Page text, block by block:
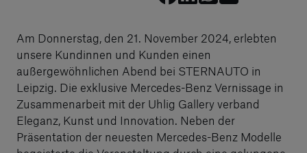
Am Donnerstag, den 21. November 2024, erlebten
unsere Kundinnen und Kunden einen
außergewöhnlichen Abend bei STERNAUTO in
Leipzig. Die exklusive Mercedes-Benz Vernissage in
Zusammenarbeit mit der Uhlig Gallery verband
Eleganz, Kunst und Innovation. Neben der
Präsentation der neuesten Mercedes-Benz Modelle